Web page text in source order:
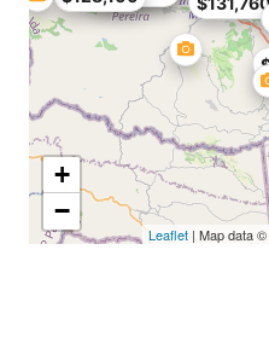
+
−
Leaflet | Map data ©